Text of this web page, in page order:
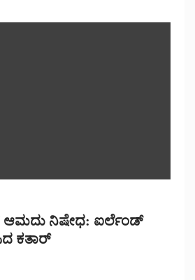
ಆಮದು ನಿಷೇಧ: ಐರ್ಲೆಂಡ್
ಕತಾರ್